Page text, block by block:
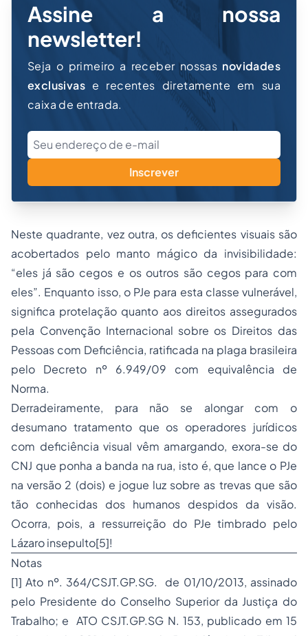
Assine a nossa
newsletter!
Seja o primeiro a receber nossas novidades
exclusivas e recentes diretamente em sua
caixa de entrada.
Inscrever
Neste quadrante, vez outra, os deficientes visuais são
acobertados pelo manto mágico da invisibilidade:
“eles já são cegos e os outros são cegos para com
eles”. Enquanto isso, o PJe para esta classe vulnerável,
significa protelação quanto aos direitos assegurados
pela Convenção Internacional sobre os Direitos das
Pessoas com Deficiência, ratificada na plaga brasileira
pelo Decreto nº 6.949/09 com equivalência de
Norma.
Derradeiramente, para não se alongar com o
desumano tratamento que os operadores jurídicos
com deficiência visual vêm amargando, exora-se do
CNJ que ponha a banda na rua, isto é, que lance o PJe
na versão 2 (dois) e jogue luz sobre as trevas que são
tão conhecidas dos humanos despidos da visão.
Ocorra, pois, a ressurreição do PJe timbrado pelo
Lázaro insepulto[5]!
Notas
[1] Ato nº. 364/CSJT.GP.SG. de 01/10/2013, assinado
pelo Presidente do Conselho Superior da Justiça do
Trabalho; e ATO CSJT.GP.SG N. 153, publicado em 15